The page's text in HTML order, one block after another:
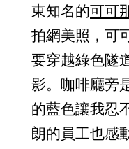
東知名的可可
拍網美照，可
要穿越綠色隧
影。咖啡廳旁
的藍色讓我忍
朗的員工也感